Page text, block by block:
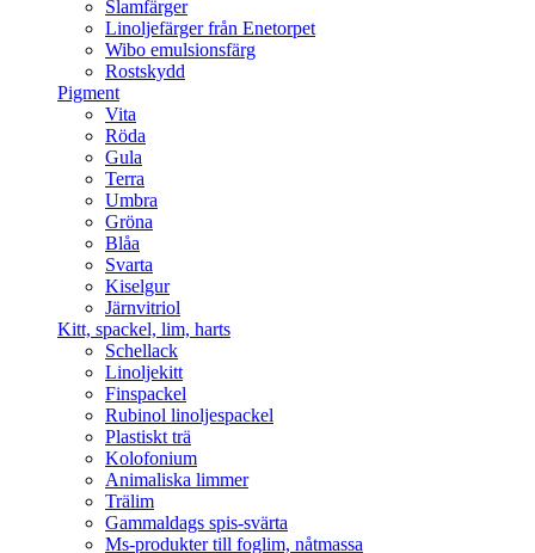
Slamfärger
Linoljefärger från Enetorpet
Wibo emulsionsfärg
Rostskydd
Pigment
Vita
Röda
Gula
Terra
Umbra
Gröna
Blåa
Svarta
Kiselgur
Järnvitriol
Kitt, spackel, lim, harts
Schellack
Linoljekitt
Finspackel
Rubinol linoljespackel
Plastiskt trä
Kolofonium
Animaliska limmer
Trälim
Gammaldags spis-svärta
Ms-produkter till foglim, nåtmassa